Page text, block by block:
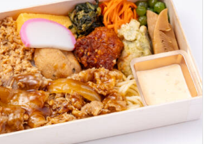
十分で、満足感の高いお弁当です。
・撮影
スタジオ撮影
2026/07/28